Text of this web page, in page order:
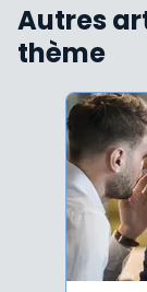
Autres
thème